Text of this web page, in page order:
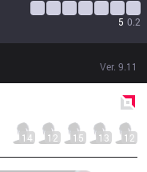
5 0.2
Ver. 9.11
14 12 15 13 12